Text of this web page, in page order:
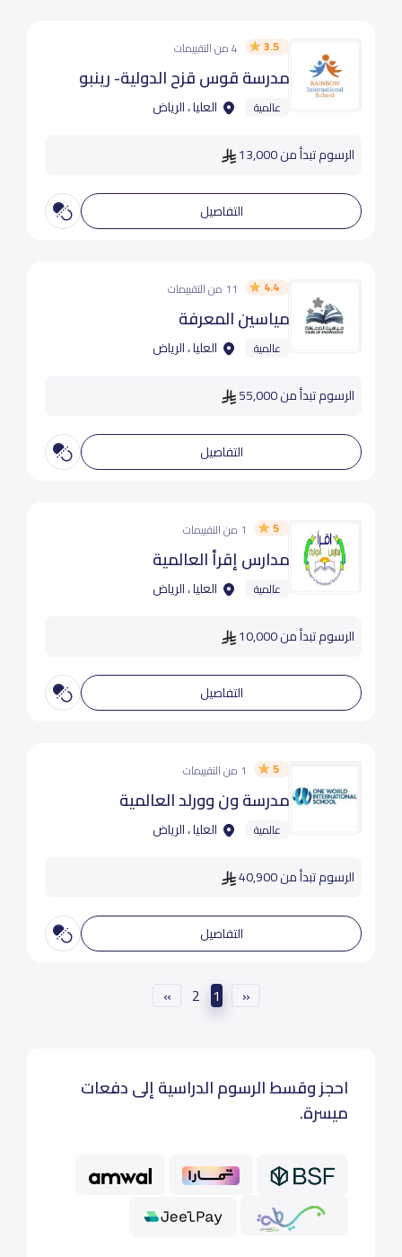
3.5 4 من التقييمات
مدرسة قوس قزح الدولية- رينبو
عالمية العليا ، الرياض
الرسوم تبدأ من 13,000
التفاصيل
4.4 11 من التقييمات
مياسين المعرفة
عالمية العليا ، الرياض
الرسوم تبدأ من 55,000
التفاصيل
5 1 من التقييمات
مدارس إقرأ العالمية
عالمية العليا ، الرياض
الرسوم تبدأ من 10,000
التفاصيل
5 1 من التقييمات
مدرسة ون وورلد العالمية
عالمية العليا ، الرياض
الرسوم تبدأ من 40,900
التفاصيل
«
1
2
»
احجز وقسط الرسوم الدراسية إلى دفعات
ميسرة.